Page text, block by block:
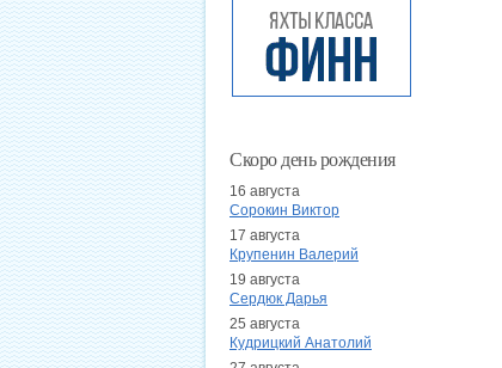
Скоро день рождения
16 августа
Сорокин Виктор
17 августа
Крупенин Валерий
19 августа
Сердюк Дарья
25 августа
Кудрицкий Анатолий